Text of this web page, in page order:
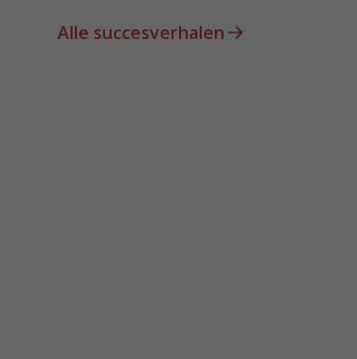
Alle succesverhalen